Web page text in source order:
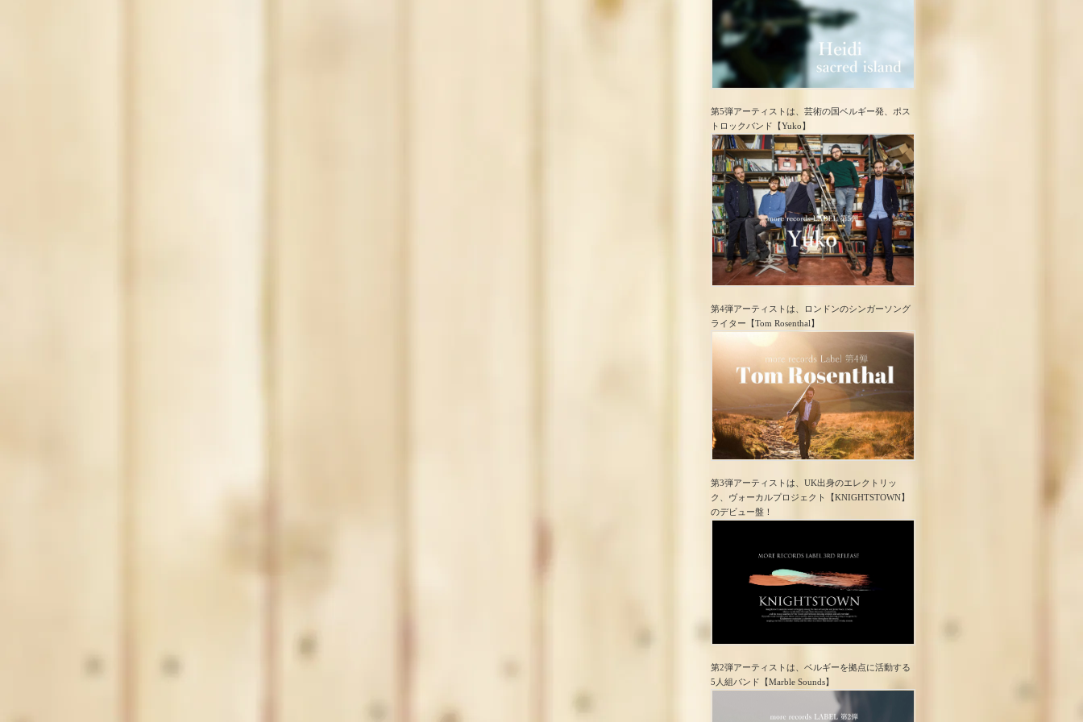
第5弾アーティストは、芸術の国ベルギー発、ポス
トロック​バンド【Yuko】
第4弾アーティストは、ロンドンのシンガーソング
ライター【Tom Rosenthal】
第3弾アーティストは、UK出身のエレクトリッ
ク、ヴォーカルプロジェクト【KNIGHTSTOWN】
のデビュー盤！
第2弾アーティストは、ベルギーを拠点に活動する
5人組バンド【Marble Sounds】